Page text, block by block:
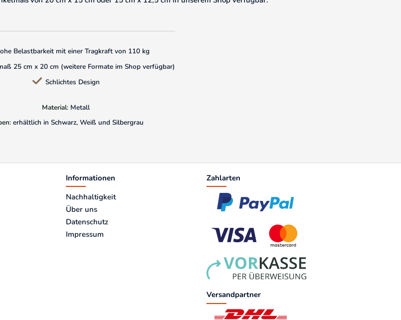
Belastbarkeit mit einer Tragkraft von 110 kg
25 cm x 20 cm (weitere Formate im Shop verfügbar)
Schlichtes Design
Material: Metall
: erhältlich in Schwarz, Weiß und Silbergrau
Informationen
Nachhaltigkeit
Über uns
Datenschutz
Impressum
Zahlarten
Versandpartner